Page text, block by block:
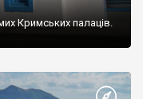
Кримських палаців.